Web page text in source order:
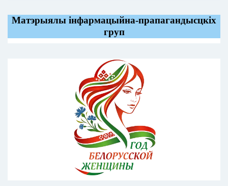
Матэрыялы інфармацыйна-прапагандысцкіх
груп